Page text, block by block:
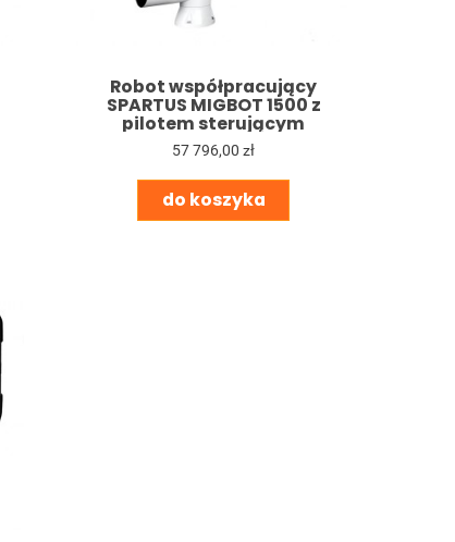
Robot współpracujący
SPARTUS MIGBOT 1500 z
pilotem sterującym
57 796,00 zł
do koszyka